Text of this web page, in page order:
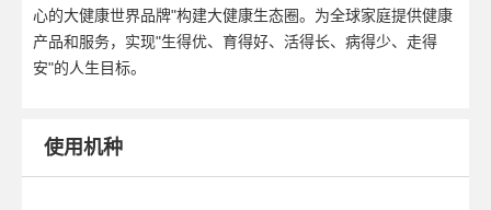
心的大健康世界品牌"构建大健康生态圈。为全球家庭提供健康
产品和服务，实现"生得优、育得好、活得长、病得少、走得
安"的人生目标。
使用机种